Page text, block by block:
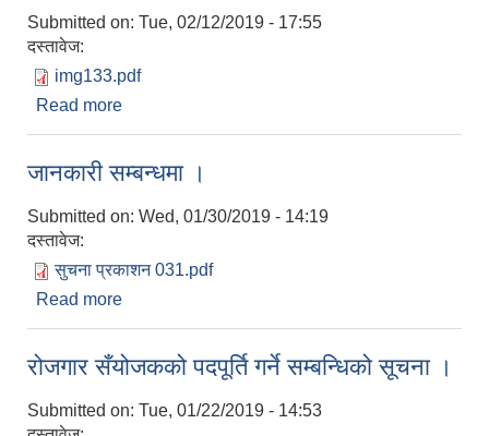
Submitted on: Tue, 02/12/2019 - 17:55
दस्तावेज:
img133.pdf
Read more
जानकारी सम्बन्धमा ।
Submitted on: Wed, 01/30/2019 - 14:19
दस्तावेज:
सुचना प्रकाशन 031.pdf
Read more
रोजगार सँयोजकको पदपूर्ति गर्ने सम्बन्धिको सूचना ।
Submitted on: Tue, 01/22/2019 - 14:53